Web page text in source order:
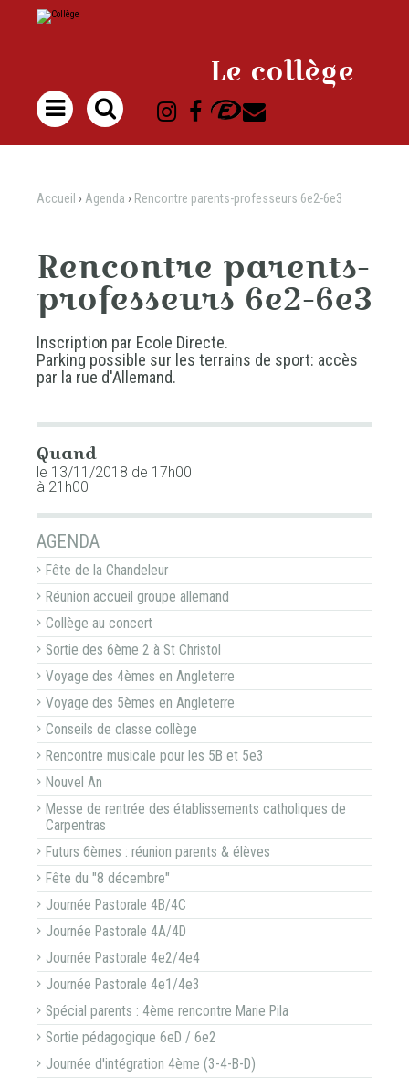
au
contenu.
personnels
Le collège

Accueil › Agenda › Rencontre parents-professeurs 6e2-6e3
Rencontre parents-
professeurs 6e2-6e3
Inscription par Ecole Directe.
Parking possible sur les terrains de sport: accès
par la rue d'Allemand.
Quand
le 13/11/2018 de 17h00
à 21h00
NAVIGATION
AGENDA
Fête de la Chandeleur
Réunion accueil groupe allemand
Collège au concert
Sortie des 6ème 2 à St Christol
Voyage des 4èmes en Angleterre
Voyage des 5èmes en Angleterre
Conseils de classe collège
Rencontre musicale pour les 5B et 5e3
Nouvel An
Messe de rentrée des établissements catholiques de
Carpentras
Futurs 6èmes : réunion parents & élèves
Fête du "8 décembre"
Journée Pastorale 4B/4C
Journée Pastorale 4A/4D
Journée Pastorale 4e2/4e4
Journée Pastorale 4e1/4e3
Spécial parents : 4ème rencontre Marie Pila
Sortie pédagogique 6eD / 6e2
Journée d'intégration 4ème (3-4-B-D)